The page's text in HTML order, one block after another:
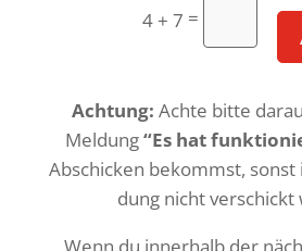
4 + 7 =
Achtung: Achte bitte
Meldung“Es hat
Abschi­cken bekommst,
dung nicht verschickt